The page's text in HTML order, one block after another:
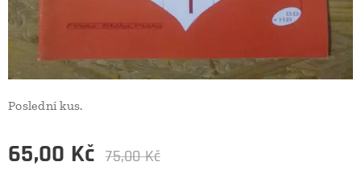
Poslední kus.
65,00 Kč 75,00Kč